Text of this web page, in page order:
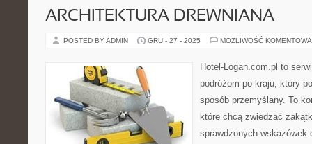
ARCHITEKTURA DREWNIANA
POSTED BY ADMIN GRU - 27 - 2025 MOŻLIWOŚĆ
Hotel-Logan.com.pl to
podróżom po kraju, który
sposób przemyślany. To
które chcą zwiedzać
sprawdzonych